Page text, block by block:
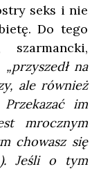
seks i nie
Do tego
„przyszedł na
ale również
im
mrocznym
chowasz się
Jeśli o tym